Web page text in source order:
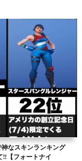
なスキンランキング
【フォートナイ